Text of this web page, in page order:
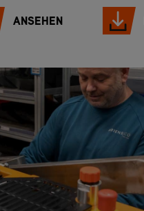
ANSEHEN